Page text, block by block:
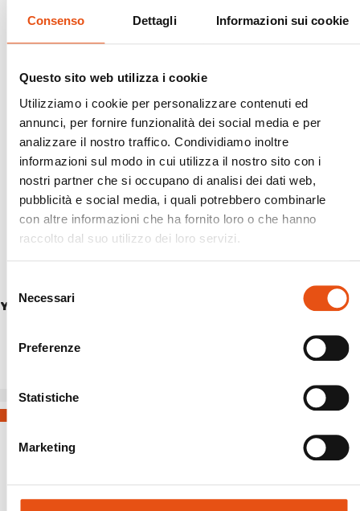
Consenso Dettagli Informazioni sui cookie
Questo sito web utilizza i cookie
Utilizziamo i cookie per personalizzare contenuti ed
annunci, per fornire funzionalità dei social media e per
analizzare il nostro traffico. Condividiamo inoltre
informazioni sul modo in cui utilizza il nostro sito con i
nostri partner che si occupano di analisi dei dati web,
pubblicità e social media, i quali potrebbero combinarle
con altre informazioni che ha fornito loro o che hanno
raccolto dal suo utilizzo dei loro servizi.
delNecessari
Preferenze
Statistiche
Marketing
YASUNI JKT WOMAN
Spedizioni Sicure